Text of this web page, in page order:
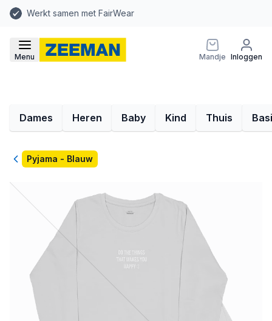
Werkt samen met FairWear
Menu Mandje Inloggen
Dames Heren Baby Kind Thuis
TerugPyjama - Blauw